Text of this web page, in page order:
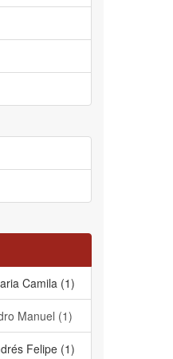
Camila (1)
Manuel (1)
Felipe (1)